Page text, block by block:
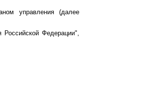
управления (далее
Российской Федерации",